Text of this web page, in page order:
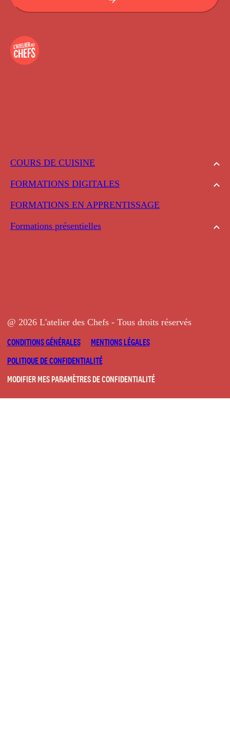
COURS DE CUISINE
FORMATIONS DIGITALES
FORMATIONS EN APPRENTISSAGE
Formations présentielles
@ 2026 L'atelier des Chefs - Tous droits réservés
CONDITIONS GÉNÉRALES
MENTIONS LÉGALES
POLITIQUE DE CONFIDENTIALITÉ
MODIFIER MES PARAMÈTRES DE CONFIDENTIALITÉ